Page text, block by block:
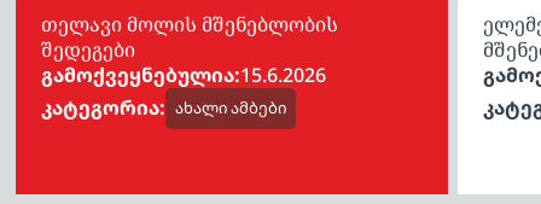
თელავი მოლის მშენებლობის
შედეგები
გამოქვეყნებულია:15.6.2026
კატეგორია: ახალი ამბები